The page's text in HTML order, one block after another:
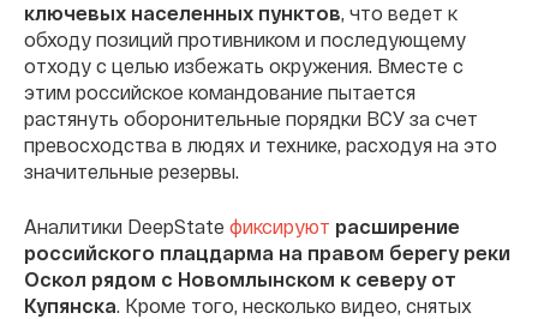
ключевых населенных пунктов, что ведет к
обходу позиций противником и последующему
отходу с целью избежать окружения. Вместе с
этим российское командование пытается
растянуть оборонительные порядки ВСУ за счет
превосходства в людях и технике, расходуя на это
значительные резервы.
Аналитики DeepState фиксируют расширение
российского плацдарма на правом берегу реки
Оскол рядом с Новомлынском к северу от
Купянска. Кроме того, несколько видео, снятых